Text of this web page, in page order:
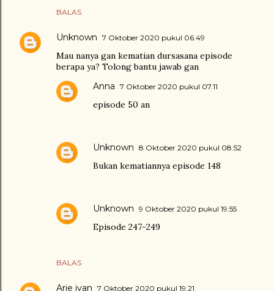
BALAS
Unknown 7 Oktober 2020 pukul 06.49
Mau nanya gan kematian dursasana episode
berapa ya? Tolong bantu jawab gan
BALAS
Anna 7 Oktober 2020 pukul 07.11
episode 50 an
Unknown 8 Oktober 2020 pukul 08.52
Bukan kematiannya episode 148
Unknown 9 Oktober 2020 pukul 19.55
Episode 247-249
Arie ivan 7 Oktober 2020 pukul 19.21